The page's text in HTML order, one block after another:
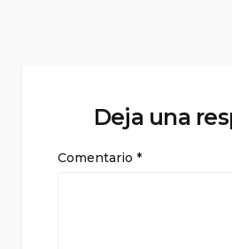
Deja una
Comentario *